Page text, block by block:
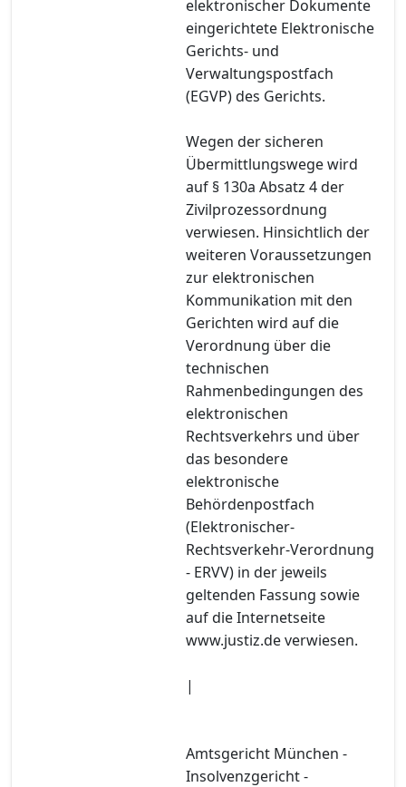
elektronischer Dokumente
eingerichtete Elektronische
Gerichts- und
Verwaltungspostfach
(EGVP) des Gerichts.
Wegen der sicheren
Übermittlungswege wird
auf § 130a Absatz 4 der
Zivilprozessordnung
verwiesen. Hinsichtlich der
weiteren Voraussetzungen
zur elektronischen
Kommunikation mit den
Gerichten wird auf die
Verordnung über die
technischen
Rahmenbedingungen des
elektronischen
Rechtsverkehrs und über
das besondere
elektronische
Behördenpostfach
(Elektronischer-
Rechtsverkehr-Verordnung
- ERVV) in der jeweils
geltenden Fassung sowie
auf die Internetseite
www.justiz.de verwiesen.
|
Amtsgericht München -
Insolvenzgericht -